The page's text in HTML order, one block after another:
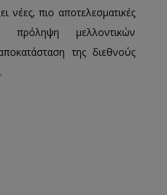
νέες, πιο αποτελεσματικές
πρόληψη μελλοντικών
της διεθνούς